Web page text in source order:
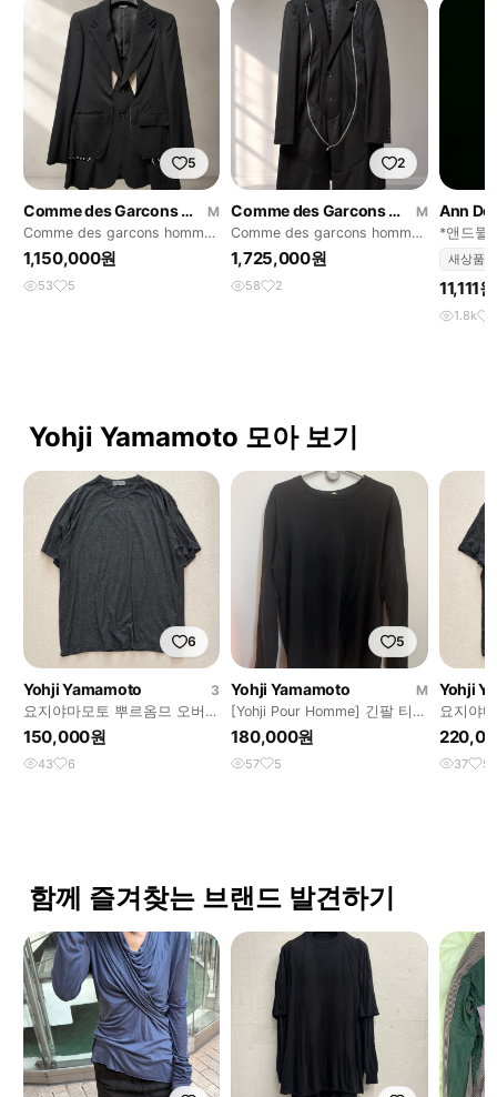
5
Comme des Garcons Homme Plus
M
Comme des garcons homme
plus
1,150,000원
53 5
2
Comme des Garcons Homme Plus
M
Comme des garcons homme
plus zip coat
1,725,000원
58 2
Ann
*앤드뮐
새상품
11,111원
1.8k
Yohji Yamamoto 모아 보기
6
Yohji Yamamoto
3
요지야마모토 뿌르옴므 오버사
이즈 50/50 티셔츠
150,000원
43 6
5
Yohji Yamamoto
M
[Yohji Pour Homme] 긴팔 티셔
츠
180,000원
57 5
Yohji
요지야
페이즐
티셔츠
37 5
함께 즐겨찾는 브랜드 발견하기